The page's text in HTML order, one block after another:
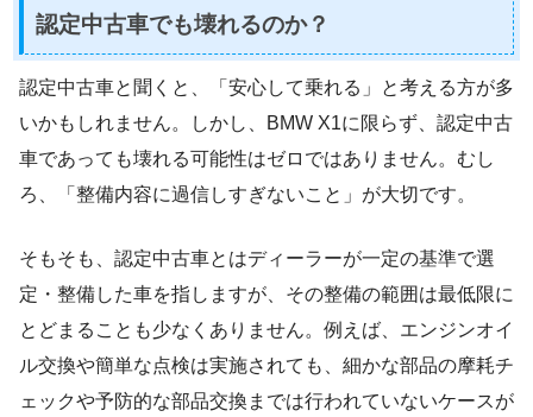
認定中古車でも壊れるのか？
認定中古車と聞くと、「安心して乗れる」と考える方が多
いかもしれません。しかし、BMW X1に限らず、認定中古
車であっても壊れる可能性はゼロではありません。むし
ろ、「整備内容に過信しすぎないこと」が大切です。
そもそも、認定中古車とはディーラーが一定の基準で選
定・整備した車を指しますが、その整備の範囲は最低限に
とどまることも少なくありません。例えば、エンジンオイ
ル交換や簡単な点検は実施されても、細かな部品の摩耗チ
ェックや予防的な部品交換までは行われていないケースが